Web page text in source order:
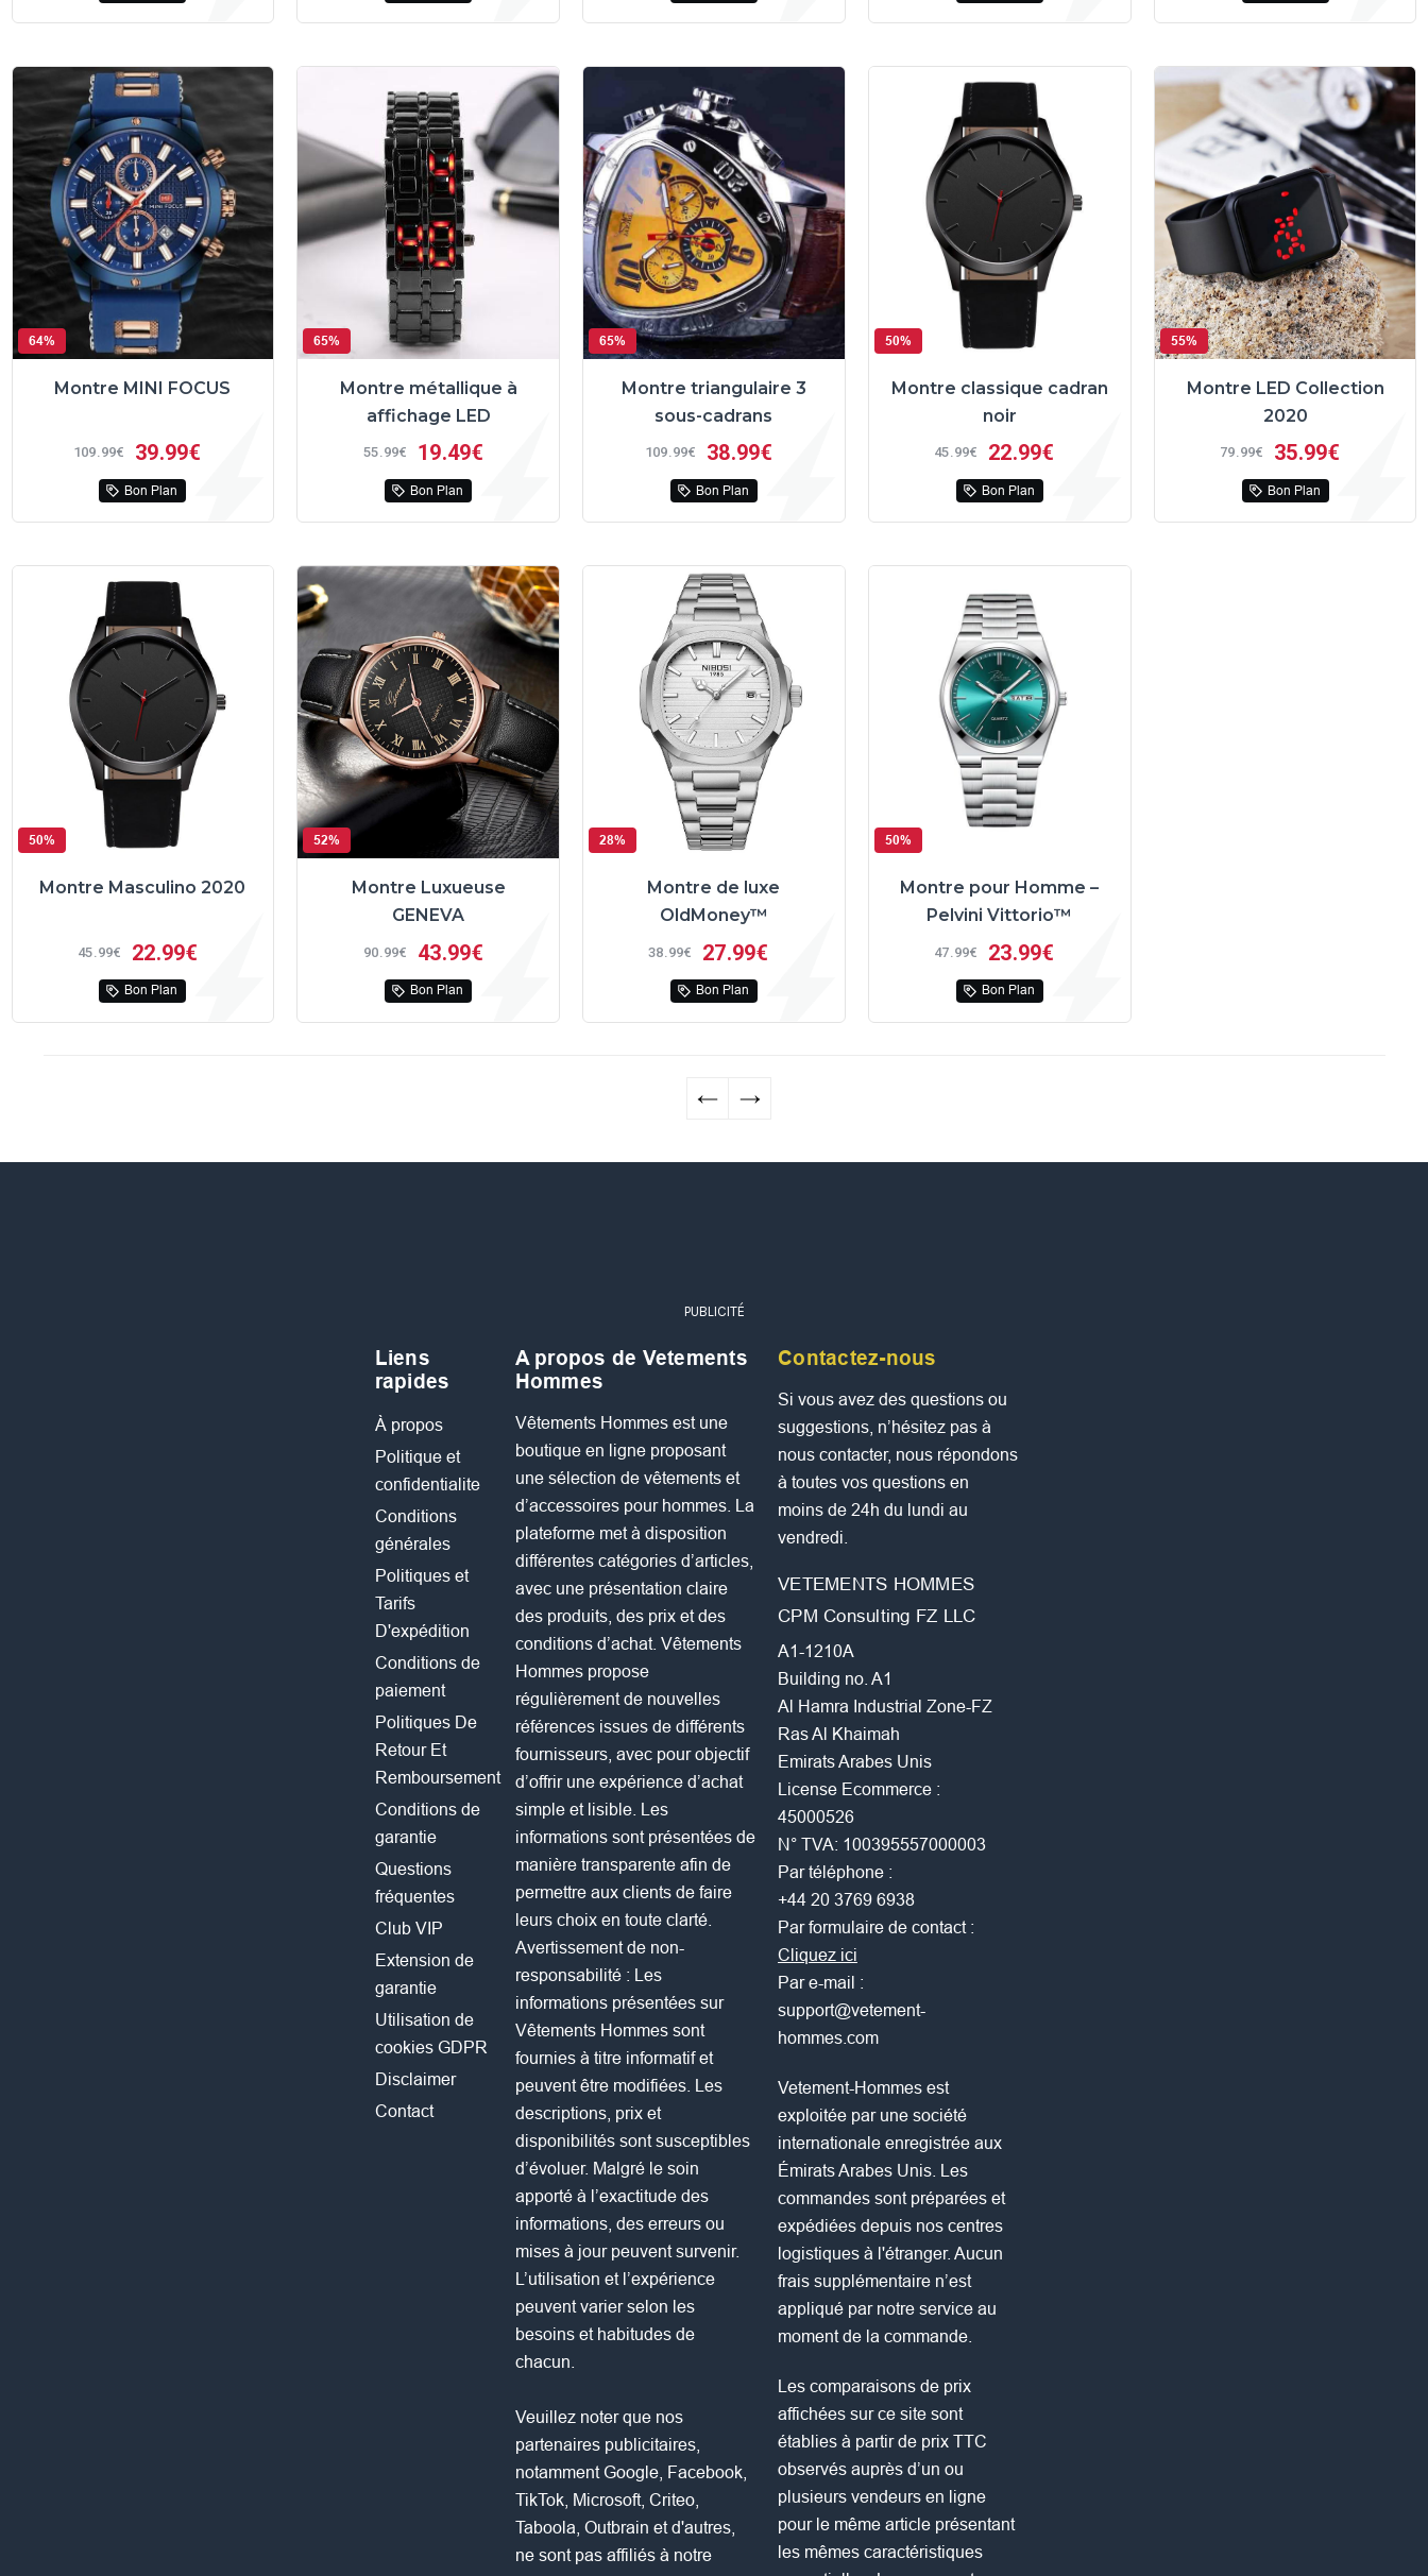
64%
Montre MINI FOCUS
109 99€ 39 99€
Bon Plan
65%
Montre métallique à
affichage LED
55 99€ 19 49€
Bon Plan
65%
Montre triangulaire 3
sous-cadrans
109 99€ 38 99€
Bon Plan
50%
Montre classique cadran
noir
45 99€ 22 99€
Bon Plan
55%
Montre LED Collection
2020
79 99€ 35 99€
Bon Plan
50%
Montre Masculino 2020
45 99€ 22 99€
Bon Plan
52%
Montre Luxueuse
GENEVA
90 99€ 43 99€
Bon Plan
28%
Montre de luxe
OldMoney™
38 99€ 27 99€
Bon Plan
50%
Montre pour Homme –
Pelvini Vittorio™
47 99€ 23 99€
Bon Plan
← →
PUBLICITÉ
Liens
rapides
À propos
Politique et
confidentialite
Conditions
générales
Politiques et
Tarifs
D'expédition
Conditions de
paiement
Politiques De
Retour Et
Remboursement
Conditions de
garantie
Questions
fréquentes
Club VIP
Extension de
garantie
Utilisation de
cookies GDPR
Disclaimer
Contact
A propos de Vetements
Hommes
Vêtements Hommes est une
boutique en ligne proposant
une sélection de vêtements et
d’accessoires pour hommes. La
plateforme met à disposition
différentes catégories d’articles,
avec une présentation claire
des produits, des prix et des
conditions d’achat. Vêtements
Hommes propose
régulièrement de nouvelles
références issues de différents
fournisseurs, avec pour objectif
d’offrir une expérience d’achat
simple et lisible. Les
informations sont présentées de
manière transparente afin de
permettre aux clients de faire
leurs choix en toute clarté.
Avertissement de non-
responsabilité : Les
informations présentées sur
Vêtements Hommes sont
fournies à titre informatif et
peuvent être modifiées. Les
descriptions, prix et
disponibilités sont susceptibles
d’évoluer. Malgré le soin
apporté à l’exactitude des
informations, des erreurs ou
mises à jour peuvent survenir.
L’utilisation et l’expérience
peuvent varier selon les
besoins et habitudes de
chacun.
Veuillez noter que nos
partenaires publicitaires,
notamment Google, Facebook,
TikTok, Microsoft, Criteo,
Taboola, Outbrain et d'autres,
ne sont pas affiliés à notre
Contactez-nous
Si vous avez des questions ou
suggestions, n’hésitez pas à
nous contacter, nous répondons
à toutes vos questions en
moins de 24h du lundi au
vendredi.
VETEMENTS HOMMES
CPM Consulting FZ LLC
A1-1210A
Building no. A1
Al Hamra Industrial Zone-FZ
Ras Al Khaimah
Emirats Arabes Unis
License Ecommerce :
45000526
N° TVA: 100395557000003
Par téléphone :
+44 20 3769 6938
Par formulaire de contact :
Cliquez ici
Par e-mail :
support@vetement-
hommes.com
Vetement-Hommes est
exploitée par une société
internationale enregistrée aux
Émirats Arabes Unis. Les
commandes sont préparées et
expédiées depuis nos centres
logistiques à l'étranger. Aucun
frais supplémentaire n’est
appliqué par notre service au
moment de la commande.
Les comparaisons de prix
affichées sur ce site sont
établies à partir de prix TTC
observés auprès d’un ou
plusieurs vendeurs en ligne
pour le même article présentant
les mêmes caractéristiques